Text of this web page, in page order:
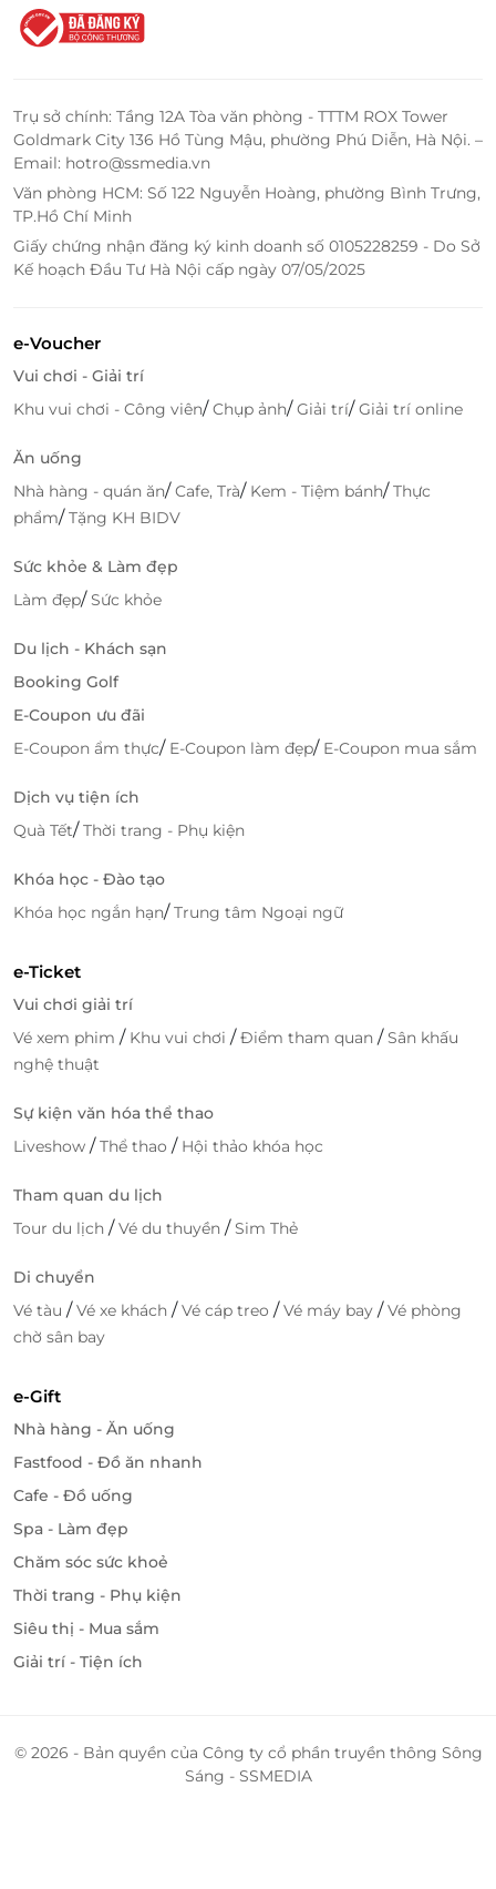
Hang Sửng Sốt
của những khối thạch nhũ lung linh, kỳ ảo.
làn nước trong xanh.
Hang Luồn
– nơi bạn có thể chèo kayak giữa
bơi lội dưới chân, nghe tiếng chim rừng vang
Tất cả tạo nên một hành trình kết hợp hoàn hảo
Đặt tour dễ dàng, nhận ưu đãi cực tốt
Một trong những điều khiến hành trình trên Luna
Cruise trở nên trọn vẹn hơn chính là sự tiện lợi và ưu
đãi hấp dẫn khi đặt tour qua LifeLink
người thân trên du thuyền sang trọng bậc nhất vịnh
Hạ Long, đồng thời tận hưởng
đi kèm.
Luna Cruise không chỉ là một chuyến du ngoạn – đó
là hành trình đánh thức mọi giác quan, là trải
nghiệm giúp bạn tận hưởng cuộc sống theo cách
đồng hành tin cậy, mang đến cho bạn cơ hội khám
phá vẻ đẹp huyền thoại của vịnh Hạ Long trong
Đặt tour ngay hôm nay trên
đang chờ bạn với những điều tuyệt vời nhất!
Trụ sở chính: Tầng 12A Tòa văn phòng - TTTM ROX Tower
Goldmark City 136 Hồ Tùng Mậu, phường Phú Diễn, Hà Nội. –
Email: hotro@ssmedia.vn
Văn phòng HCM: Số 122 Nguyễn Hoàng, phường Bình Trưng,
TP.Hồ Chí Minh
Giấy chứng nhận đăng ký kinh doanh số 0105228259 - Do Sở
Kế hoạch Đầu Tư Hà Nội cấp ngày 07/05/2025
e-Voucher
Vui chơi - Giải trí
Khu vui chơi - Công viên/Chụp ảnh/Giải trí/Giải trí online
Ăn uống
Nhà hàng - quán ăn/Cafe, Trà/ Kem - Tiệm bánh/Thực
phẩm/Tặng KH BIDV
Sức khỏe & Làm đẹp
Làm đẹp/Sức khỏe
Du lịch - Khách sạn
Booking Golf
E-Coupon ưu đãi
E-Coupon ẩm thực/ E-Coupon làm đẹp/ E-Coupon mua sắm
Dịch vụ tiện ích
Quà Tết/Thời trang - Phụ kiện
Khóa học - Đào tạo
Khóa học ngắn hạn/Trung tâm Ngoại ngữ
e-Ticket
Vui chơi giải trí
Vé xem phim / Khu vui chơi /Điểm tham quan /Sân khấu
nghệ thuật
Sự kiện văn hóa thể thao
Liveshow /Thể thao / Hội thảo khóa học
Tham quan du lịch
Tour du lịch /Vé du thuyền /Sim Thẻ
Di chuyển
Vé tàu /Vé xe khách /Vé cáp treo /Vé máy bay /Vé phòng
chờ sân bay
e-Gift
Nhà hàng - Ăn uống
Fastfood - Đồ ăn nhanh
Cafe - Đồ uống
Spa - Làm đẹp
Chăm sóc sức khoẻ
Thời trang - Phụ kiện
Siêu thị - Mua sắm
Giải trí - Tiện ích
© 2026 - Bản quyền của Công ty cổ phần truyền thông Sông
Sáng - SSMEDIA